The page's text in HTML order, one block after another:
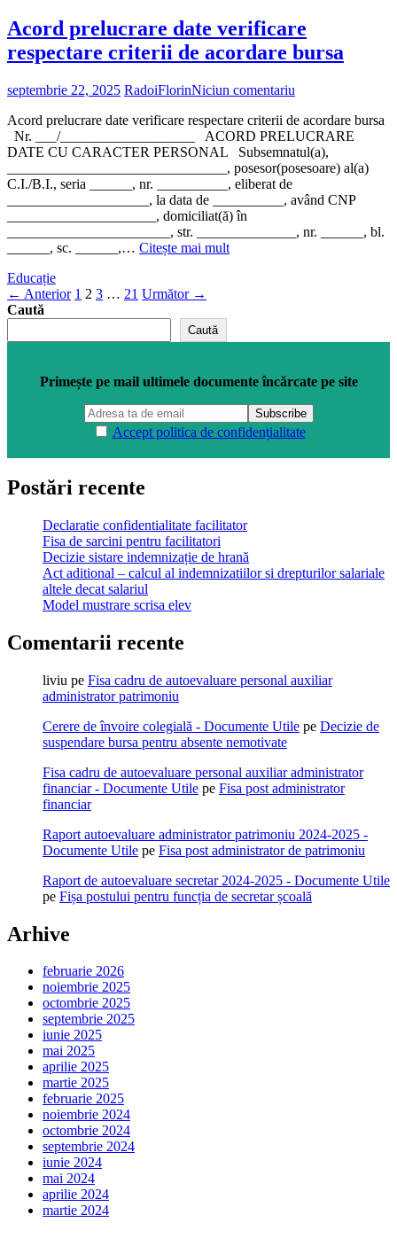
propusi
pentru
bursa
Acord prelucrare date verificare
respectare criterii de acordare bursa
septembrie 22, 2025 RadoiFlorinNiciun comentariu
Acord prelucrare date verificare respectare criterii de acordare bursa
Nr. ___/___________________ ACORD PRELUCRARE
DATE CU CARACTER PERSONAL Subsemnatul(a),
_______________________________, posesor(posesoare) al(a)
C.I./B.I., seria ______, nr. __________, eliberat de
____________________, la data de __________, având CNP
_____________________, domiciliat(ă) în
_______________________, str. ______________, nr. ______, bl.
______, sc. ______,… Citește mai mult„Acord
de
bursa”
Educație
Paginație
articole
← Anterior Pagină
1 Pagină
2 Pagină
3 … Pagină
21 Următor →
Caută
Caută
Primește pe mail ultimele documente încărcate pe site
Accept politica de confidențialitate
Postări recente
Declaratie confidentialitate facilitator
Fisa de sarcini pentru facilitatori
Decizie sistare indemnizație de hrană
Act aditional – calcul al indemnizatiilor si drepturilor salariale
altele decat salariul
Model mustrare scrisa elev
Comentarii recente
liviu pe Fisa cadru de autoevaluare personal auxiliar
administrator patrimoniu
Cerere de învoire colegială - Documente Utile pe Decizie de
suspendare bursa pentru absente nemotivate
Fisa cadru de autoevaluare personal auxiliar administrator
financiar - Documente Utile pe Fisa post administrator
financiar
Raport autoevaluare administrator patrimoniu 2024-2025 -
Documente Utile pe Fisa post administrator de patrimoniu
Raport de autoevaluare secretar 2024-2025 - Documente Utile
pe Fișa postului pentru funcția de secretar școală
Arhive
februarie 2026
noiembrie 2025
octombrie 2025
septembrie 2025
iunie 2025
mai 2025
aprilie 2025
martie 2025
februarie 2025
noiembrie 2024
octombrie 2024
septembrie 2024
iunie 2024
mai 2024
aprilie 2024
martie 2024